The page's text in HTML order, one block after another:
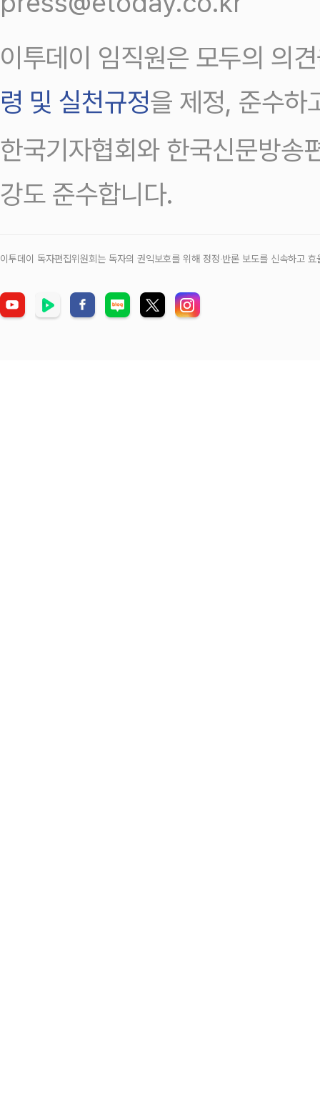
이투데이 임직원은 모두의 의
령 및 실천규정을 제정, 준수하
한국기자협회와 한국신문방송
강도 준수합니다.
이투데이 독자편집위원회는 독자의 권익보호를 위해 정정‧반론 보도를 신속하고